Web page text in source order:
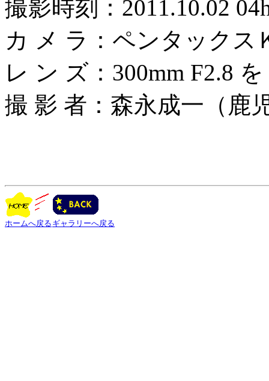
撮影時刻：2011.10.02
カ メ ラ：ペンタックス
レ ン ズ：300mm F2.8 を
撮 影 者：森永成一（鹿
ホームへ戻る ギャラリーへ戻る